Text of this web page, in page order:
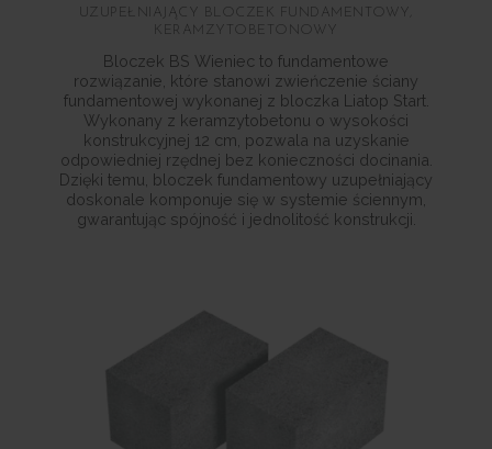
UZUPEŁNIAJĄCY BLOCZEK FUNDAMENTOWY,
KERAMZYTOBETONOWY
Bloczek BS Wieniec to fundamentowe
rozwiązanie, które stanowi zwieńczenie ściany
fundamentowej wykonanej z bloczka Liatop Start.
Wykonany z keramzytobetonu o wysokości
konstrukcyjnej 12 cm, pozwala na uzyskanie
odpowiedniej rzędnej bez konieczności docinania.
Dzięki temu, bloczek fundamentowy uzupełniający
doskonale komponuje się w systemie ściennym,
gwarantując spójność i jednolitość konstrukcji.